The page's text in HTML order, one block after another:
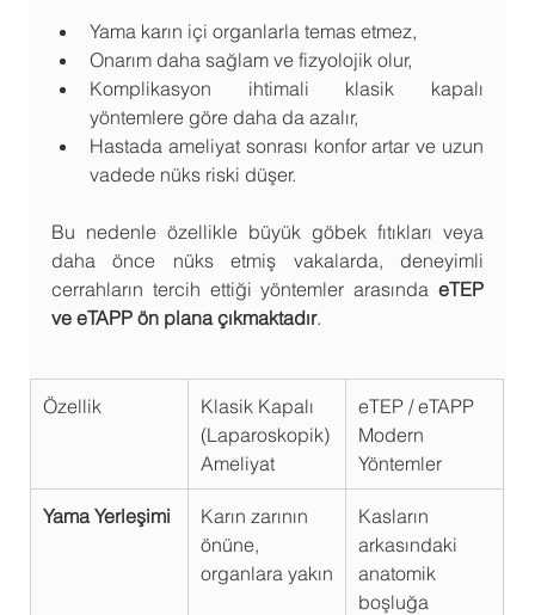
Yama karın içi organlarla temas etmez,
Onarım daha sağlam ve fizyolojik olur,
Komplikasyon ihtimali klasik kapalı
yöntemlere göre daha da azalır,
Hastada ameliyat sonrası konfor artar ve uzun
vadede nüks riski düşer.
Bu nedenle özellikle büyük göbek fıtıkları veya
daha önce nüks etmiş vakalarda, deneyimli
cerrahların tercih ettiği yöntemler arasında eTEP
ve eTAPP ön plana çıkmaktadır.
Özellik
Klasik Kapalı
(Laparoskopik)
Ameliyat
eTEP / eTAPP
Modern
Yöntemler
Yama Yerleşimi
Karın zarının
önüne,
organlara yakın
Kasların
arkasındaki
anatomik
boşluğa